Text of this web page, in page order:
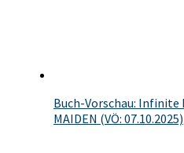
Buch-Vorschau: Infinite
MAIDEN (VÖ: 07.10.2025)